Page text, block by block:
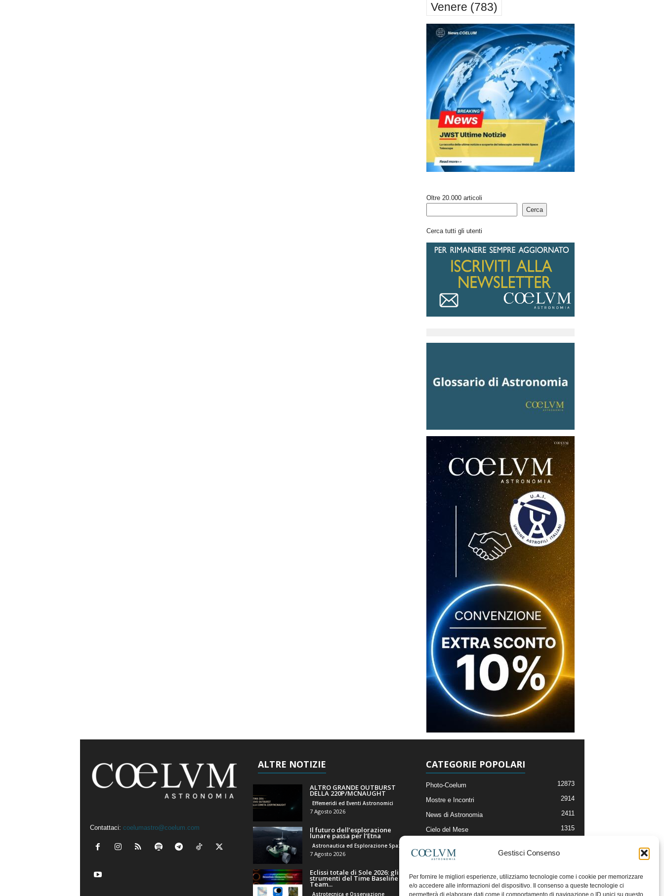
Gestisci Consenso
Per fornire le migliori esperienze, utilizziamo tecnologie come i cookie per memorizzare
e/o accedere alle informazioni del dispositivo. Il consenso a queste tecnologie ci
permetterà di elaborare dati come il comportamento di navigazione o ID unici su questo
Venere (783)
Oltre 20.000 articoli
Cerca
Cerca tutti gli utenti
Contattaci: coelumastro@coelum.com
ALTRE NOTIZIE
ALTRO GRANDE OUTBURST
DELLA 220P/MCNAUGHT
Effemeridi ed Eventi Astronomici
7 Agosto 2026
Il futuro dell’esplorazione
lunare passa per l’Etna
7 Agosto 2026
Eclissi totale di Sole 2026: gli
strumenti del Time Baseline
Team...
Astrotecnica e Osservazione
CATEGORIE POPOLARI
Photo-Coelum 12873
Mostre e Incontri 2914
News di Astronomia 2411
Cielo del Mese 1315
Articoli e Risorse On-Line
Il Blog della Redazione